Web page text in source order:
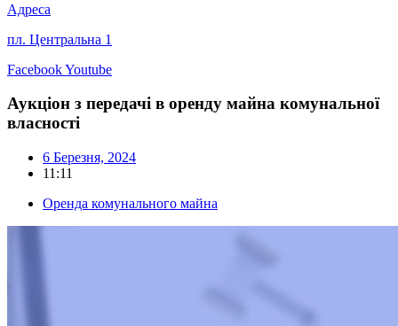
Адреса
пл. Центральна 1
FacebookYoutube
Аукціон з передачі в оренду майна комунальної
власності
6 Березня, 2024
11:11
Оренда комунального майна